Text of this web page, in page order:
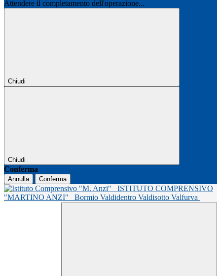
Attendere il completamento dell'operazione...
Chiudi
Chiudi
Conferma
Annulla Conferma
ISTITUTO COMPRENSIVO
"MARTINO ANZI"
Bormio Valdidentro Valdisotto Valfurva